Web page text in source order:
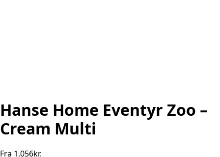
Hanse Home Eventyr Zoo –
Cream Multi
Fra 1.056kr.